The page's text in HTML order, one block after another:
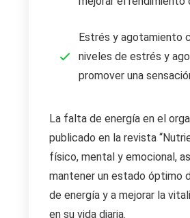
Estrés y agotamiento
niveles de estrés y
promover una
La falta de energía en el
publicado en la revista
físico, mental y emocional,
mantener un estado óptimo
de energía y a mejorar la
en su vida diaria.